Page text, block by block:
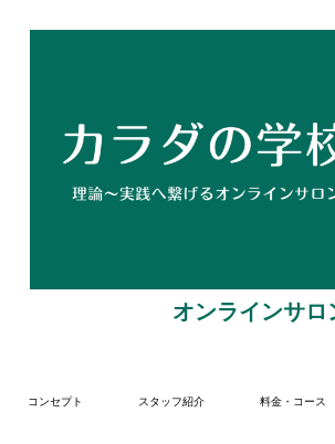
オンラインサロ
コンセプト スタッフ紹介 料金・コース